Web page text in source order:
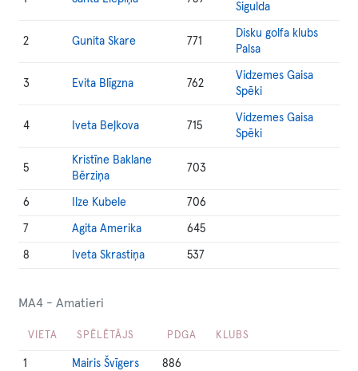
Sigulda
2 Gunita Skare 771
Disku golfa klubs
Palsa
3 Evita Blīgzna 762
Vidzemes Gaisa
Spēki
4 Iveta Beļkova 715
Vidzemes Gaisa
Spēki
5
Kristīne Baklane
Bērziņa
703
6 Ilze Kubele 706
7 Agita Amerika 645
8 Iveta Skrastiņa 537
MA4 - Amatieri
VIETA SPĒLĒTĀJS PDGA KLUBS
1 Mairis Švīgers 886